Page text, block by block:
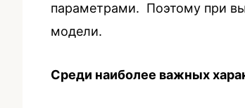
параметрами. Поэтому при
модели.
Среди наиболее важных